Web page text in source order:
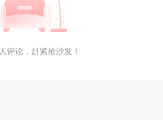
评论，赶紧抢沙发！